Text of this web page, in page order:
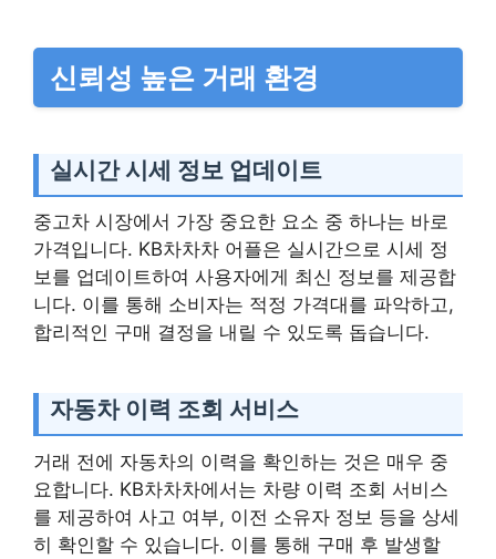
신뢰성 높은 거래 환경
실시간 시세 정보 업데이트
중고차 시장에서 가장 중요한 요소 중 하나는 바로
가격입니다. KB차차차 어플은 실시간으로 시세 정
보를 업데이트하여 사용자에게 최신 정보를 제공합
니다. 이를 통해 소비자는 적정 가격대를 파악하고,
합리적인 구매 결정을 내릴 수 있도록 돕습니다.
자동차 이력 조회 서비스
거래 전에 자동차의 이력을 확인하는 것은 매우 중
요합니다. KB차차차에서는 차량 이력 조회 서비스
를 제공하여 사고 여부, 이전 소유자 정보 등을 상세
히 확인할 수 있습니다. 이를 통해 구매 후 발생할